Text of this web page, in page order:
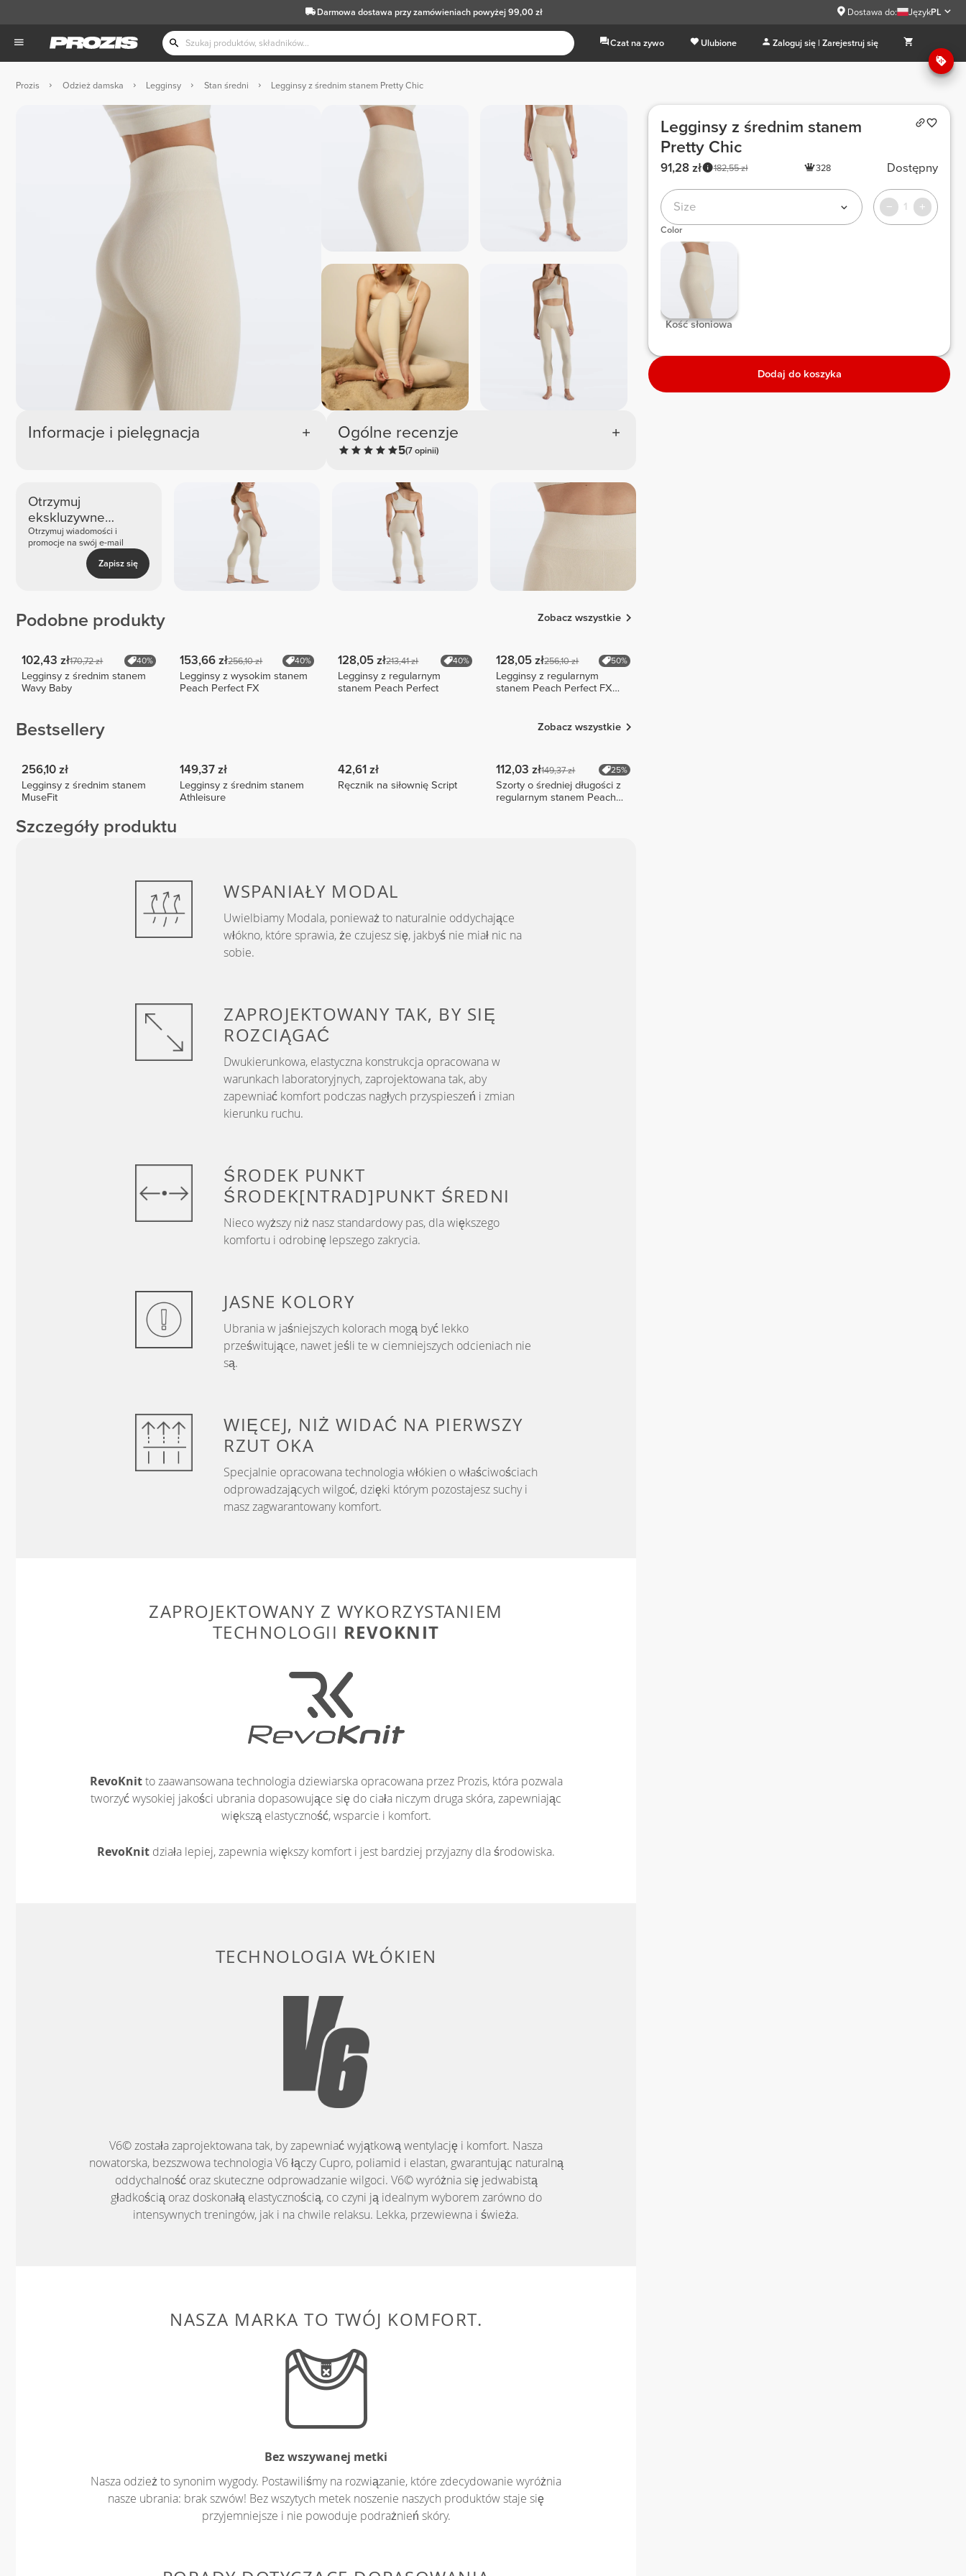
Darmowa dostawa przy zamówieniach powyżej 99,00 zł Dostawa do: JęzykPL
Czat na zywo Ulubione Zaloguj się | Zarejestruj się
Prozis Odzież damska Legginsy Stan średni Legginsy z średnim stanem Pretty Chic
Informacje i pielęgnacja Ogólne recenzje
5(7 opinii)
Otrzymuj
ekskluzywne
nowości i oferty
Otrzymuj wiadomości i
promocje na swój e-mail
Zapisz się
Podobne produkty Zobacz wszystkie
102,43 zł170,72 zł 40%
Legginsy z średnim stanem
Wavy Baby
153,66 zł256,10 zł 40%
Legginsy z wysokim stanem
Peach Perfect FX
128,05 zł213,41 zł 40%
Legginsy z regularnym
stanem Peach Perfect
128,05 zł256,10 zł 50%
Legginsy z regularnym
stanem Peach Perfect FX
Bestsellery Zobacz wszystkie
256,10 zł
Legginsy z średnim stanem
MuseFit
149,37 zł
Legginsy z średnim stanem
Athleisure
42,61 zł
Ręcznik na siłownię Script
112,03 zł149,37 zł 25%
Szorty o średniej długości z
regularnym stanem Peach
Szczegóły produktu
WSPANIAŁY MODAL
Uwielbiamy Modala, ponieważ to naturalnie oddychające
włókno, które sprawia, że czujesz się, jakbyś nie miał nic na
sobie.
ZAPROJEKTOWANY TAK, BY SIĘ
ROZCIĄGAĆ
Dwukierunkowa, elastyczna konstrukcja opracowana w
warunkach laboratoryjnych, zaprojektowana tak, aby
zapewniać komfort podczas nagłych przyspieszeń i zmian
kierunku ruchu.
ŚRODEK PUNKT
ŚRODEK[NTRAD]PUNKT ŚREDNI
Nieco wyższy niż nasz standardowy pas, dla większego
komfortu i odrobinę lepszego zakrycia.
JASNE KOLORY
Ubrania w jaśniejszych kolorach mogą być lekko
prześwitujące, nawet jeśli te w ciemniejszych odcieniach nie
są.
WIĘCEJ, NIŻ WIDAĆ NA PIERWSZY
RZUT OKA
Specjalnie opracowana technologia włókien o właściwościach
odprowadzających wilgoć, dzięki którym pozostajesz suchy i
masz zagwarantowany komfort.
ZAPROJEKTOWANY Z WYKORZYSTANIEM
TECHNOLOGII REVOKNIT
RevoKnitto zaawansowana technologia dziewiarska opracowana przez Prozis, która pozwala
tworzyć wysokiej jakości ubrania dopasowujące się do ciała niczym druga skóra, zapewniając
większą elastyczność, wsparcie i komfort.
RevoKnit działa lepiej, zapewnia większy komfort i jest bardziej przyjazny dla środowiska.
TECHNOLOGIA WŁÓKIEN
V6© została zaprojektowana tak, by zapewniać wyjątkową wentylację i komfort. Nasza
nowatorska, bezszwowa technologia V6 łączy Cupro, poliamid i elastan, gwarantując naturalną
oddychalność oraz skuteczne odprowadzanie wilgoci. V6© wyróżnia się jedwabistą
gładkością oraz doskonałą elastycznością, co czyni ją idealnym wyborem zarówno do
intensywnych treningów, jak i na chwile relaksu. Lekka, przewiewna i świeża.
NASZA MARKA TO TWÓJ KOMFORT.
Bez wszywanej metki
Nasza odzież to synonim wygody. Postawiliśmy na rozwiązanie, które zdecydowanie wyróżnia
nasze ubrania: brak szwów! Bez wszytych metek noszenie naszych produktów staje się
przyjemniejsze i nie powoduje podrażnień skóry.
Legginsy z średnim stanem
Pretty Chic
182,55 zł
91,28 zł 328 Dostępny
Size 1
Color
Kość słoniowa
Dodaj do koszyka